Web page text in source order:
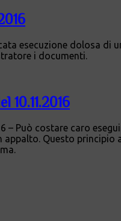
esecuzione dolosa
i documenti.
10.11.2016
– Può costare caro
appalto. Questo